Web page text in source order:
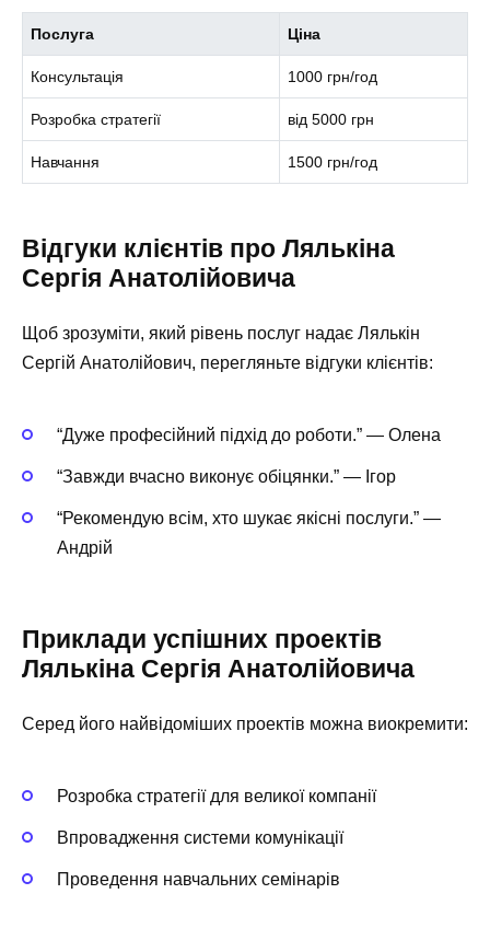
Послуга Ціна
Консультація 1000 грн/год
Розробка стратегії від 5000 грн
Навчання 1500 грн/год
Відгуки клієнтів про Лялькіна
Сергія Анатолійовича
Щоб зрозуміти, який рівень послуг надає Лялькін
Сергій Анатолійович, перегляньте відгуки клієнтів:
“Дуже професійний підхід до роботи.” — Олена
“Завжди вчасно виконує обіцянки.” — Ігор
“Рекомендую всім, хто шукає якісні послуги.” —
Андрій
Приклади успішних проектів
Лялькіна Сергія Анатолійовича
Серед його найвідоміших проектів можна виокремити:
Розробка стратегії для великої компанії
Впровадження системи комунікації
Проведення навчальних семінарів